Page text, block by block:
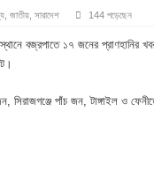
জাতীয় সারাদেশ 144 পড়েছেন
বজ্রপাতে ১৭ জনের প্রাণহানির
সিরাজগঞ্জে পাঁচ জন, টাঙ্গাইল ও